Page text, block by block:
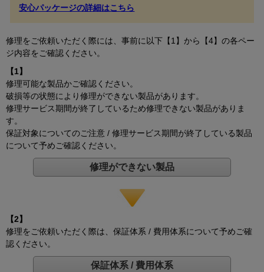
安心パッケージの詳細はこちら
修理をご依頼いただく際には、事前に以下【1】から【4】の各ペー
ジ内容をご確認ください。
【1】
修理可能な製品かご確認ください。
破損等の状態により修理ができない製品があります。
修理サービス期間が終了しているため修理できない製品がありま
す。
保証対象についてのご注意 / 修理サービス期間が終了している製品
について予めご確認ください。
修理ができない製品
【2】
修理をご依頼いただく際は、保証体系 / 費用体系について予めご確
認ください。
保証体系 / 費用体系